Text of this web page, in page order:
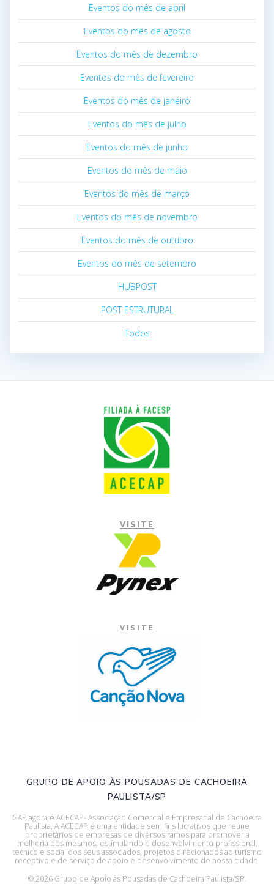
Eventos do mês de abril
Eventos do mês de agosto
Eventos do mês de dezembro
Eventos do mês de fevereiro
Eventos do mês de janeiro
Eventos do mês de julho
Eventos do mês de junho
Eventos do mês de maio
Eventos do mês de março
Eventos do mês de novembro
Eventos do mês de outubro
Eventos do mês de setembro
HUBPOST
POST ESTRUTURAL
Todos
GRUPO DE APOIO ÀS POUSADAS DE CACHOEIRA
PAULISTA/SP
GAP agora é ACECAP- Associação Comercial e Empresarial de Cachoeira
Paulista. A ACECAP é uma entidade sem fins lucrativos que reúne
proprietários de empresas de diversos ramos para promover a
melhoria dos mesmos, estímulando o desenvolvimento profissional,
tecnico e social dos seus associados, projetos direcionados ao turismo
receptivo e de serviço de apoio e desenvolvimento de nossa cidade.
© 2026 Grupo de Apoio às Pousadas de Cachoeira Paulista/SP.
VISITE
VISITE